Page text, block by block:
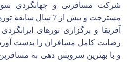
شرکت مسافرتی و جهانگردی
مسترجت و بیش از 7
آفریقا و برگزاری تورهای
رضایت کامل مسافران را بدست
و با بهترین سرویس دهی به مسافرین